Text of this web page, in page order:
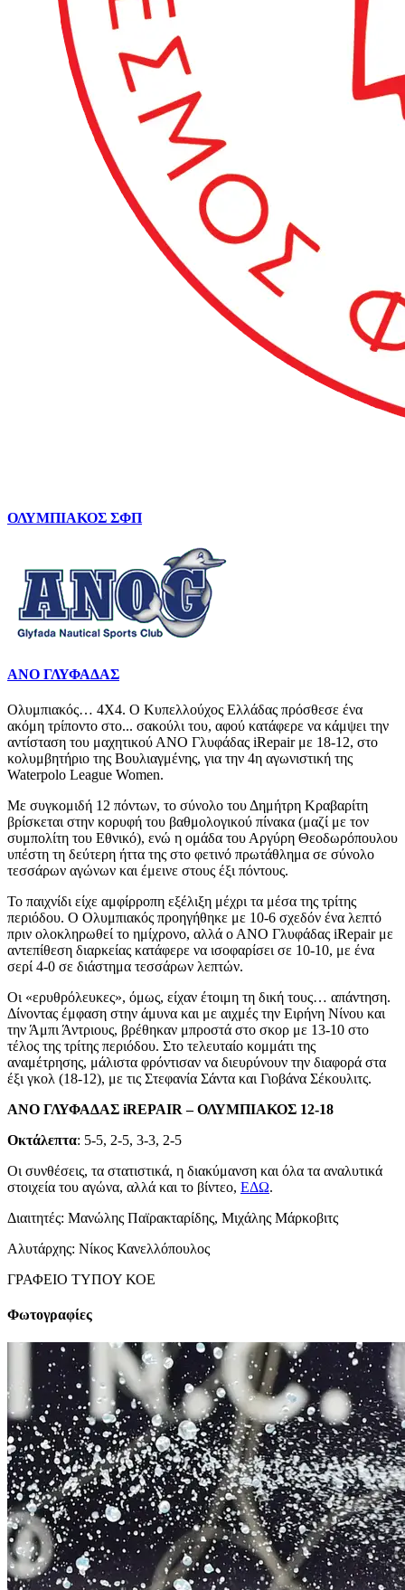
ΟΛΥΜΠΙΑΚΟΣ ΣΦΠ
ΑΝΟ ΓΛΥΦΑΔΑΣ
Ολυμπιακός… 4Χ4. Ο Κυπελλούχος Ελλάδας πρόσθεσε ένα
ακόμη τρίποντο στο... σακούλι του, αφού κατάφερε να κάμψει την
αντίσταση του μαχητικού ΑΝΟ Γλυφάδας iRepair με 18-12, στο
κολυμβητήριο της Βουλιαγμένης, για την 4η αγωνιστική της
Waterpolo League Women.
Με συγκομιδή 12 πόντων, το σύνολο του Δημήτρη Κραβαρίτη
βρίσκεται στην κορυφή του βαθμολογικού πίνακα (μαζί με τον
συμπολίτη του Εθνικό), ενώ η ομάδα του Αργύρη Θεοδωρόπουλου
υπέστη τη δεύτερη ήττα της στο φετινό πρωτάθλημα σε σύνολο
τεσσάρων αγώνων και έμεινε στους έξι πόντους.
Το παιχνίδι είχε αμφίρροπη εξέλιξη μέχρι τα μέσα της τρίτης
περιόδου. Ο Ολυμπιακός προηγήθηκε με 10-6 σχεδόν ένα λεπτό
πριν ολοκληρωθεί το ημίχρονο, αλλά ο ΑΝΟ Γλυφάδας iRepair με
αντεπίθεση διαρκείας κατάφερε να ισοφαρίσει σε 10-10, με ένα
σερί 4-0 σε διάστημα τεσσάρων λεπτών.
Οι «ερυθρόλευκες», όμως, είχαν έτοιμη τη δική τους… απάντηση.
Δίνοντας έμφαση στην άμυνα και με αιχμές την Ειρήνη Νίνου και
την Άμπι Άντριους, βρέθηκαν μπροστά στο σκορ με 13-10 στο
τέλος της τρίτης περιόδου. Στο τελευταίο κομμάτι της
αναμέτρησης, μάλιστα φρόντισαν να διευρύνουν την διαφορά στα
έξι γκολ (18-12), με τις Στεφανία Σάντα και Γιοβάνα Σέκουλιτς.
ΑΝΟ ΓΛΥΦΑΔΑΣ iREPAIR – ΟΛΥΜΠΙΑΚΟΣ 12-18
Οκτάλεπτα: 5-5, 2-5, 3-3, 2-5
Οι συνθέσεις, τα στατιστικά, η διακύμανση και όλα τα αναλυτικά
στοιχεία του αγώνα, αλλά και το βίντεο, ΕΔΩ.
Διαιτητές: Μανώλης Παϊρακταρίδης, Μιχάλης Μάρκοβιτς
Αλυτάρχης: Νίκος Κανελλόπουλος
ΓΡΑΦΕΙΟ ΤΥΠΟΥ ΚΟΕ
Φωτογραφίες